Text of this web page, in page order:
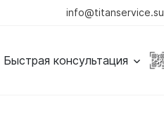
info@titanservice.su
Быстрая консультация